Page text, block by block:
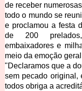
de receber
todo o mundo se
e proclamou a festa
de 200
embaixadores e
meio da emoção
"Declaramos que a
sem pecado original,
todos obriga a a